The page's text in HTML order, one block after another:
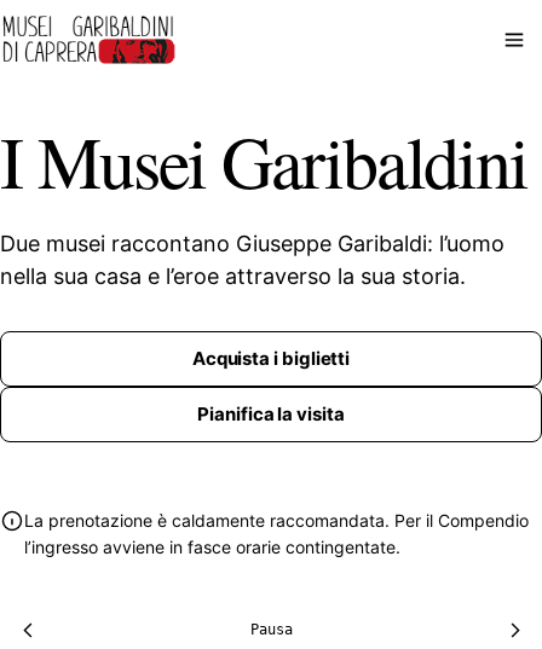
I Musei Garibaldini
Due musei raccontano Giuseppe Garibaldi: l’uomo
nella sua casa e l’eroe attraverso la sua storia.
Acquista i biglietti
Pianifica la visita
La prenotazione è caldamente raccomandata. Per il Compendio
l’ingresso avviene in fasce orarie contingentate.
Pausa